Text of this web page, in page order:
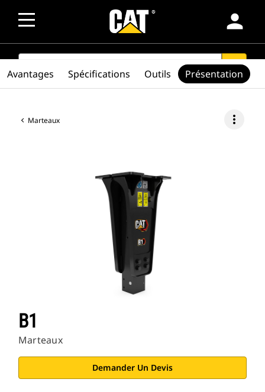
person
SEARCH search
Marteaux more_vert
B1
Marteaux
Demander Un Devis
Avantages Spécifications Outils Présentation